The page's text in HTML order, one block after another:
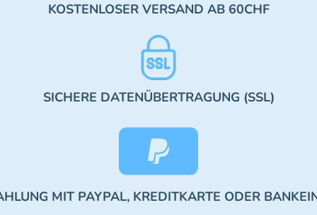
KOSTENLOSER VERSAND AB 60CHF
SICHERE DATENÜBERTRAGUNG (SSL)
MIT PAYPAL, KREDITKARTE ODER